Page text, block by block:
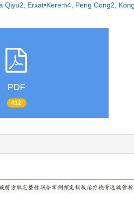
Qiyu2, Erxat•Kerem4, Peng Cong2,
PDF
412